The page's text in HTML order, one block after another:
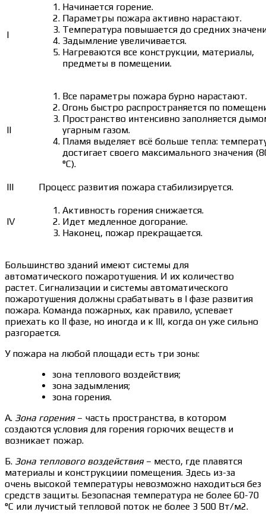
I
Начинается горение.
Параметры пожара активно нарастают.
Температура повышается до средних
Задымление увеличивается.
Нагреваются все конструкции, материалы,
предметы в помещении.
II
Все параметры пожара бурно нарастают.
Огонь быстро распространяется по
Пространство интенсивно заполняется
угарным газом.
Пламя выделяет всё больше тепла:
достигает своего максимального значения
°С).
III Процесс развития пожара стабилизируется.
IV
Активность горения снижается.
Идет медленное догорание.
Наконец, пожар прекращается.
Большинство зданий имеют системы для
автоматического пожаротушения. И их количество
растет. Сигнализации и системы автоматического
пожаротушения должны срабатывать в I фазе развития
пожара. Команда пожарных, как правило, успевает
приехать ко II фазе, но иногда и к III, когда он уже сильно
разгорается.
У пожара на любой площади есть три зоны:
зона теплового воздействия;
зона задымления;
зона горения.
А. Зона горения – часть пространства, в котором
создаются условия для горения горючих веществ и
возникает пожар.
Б. Зона теплового воздействия– место, где плавятся
материалы и конструкциии помещения. Здесь из-за
очень высокой температуры невозможно находиться без
средств защиты. Безопасная температура не более 60-70
°С или лучистый тепловой поток не более 3 500 Вт/м2.